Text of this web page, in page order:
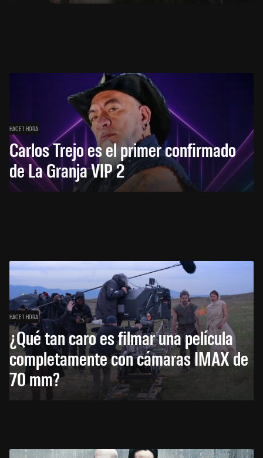
HACE 1 HORA
Carlos Trejo es el primer confirmado
de La Granja VIP 2
HACE 1 HORA
¿Qué tan caro es filmar una película
completamente con cámaras IMAX de
70 mm?